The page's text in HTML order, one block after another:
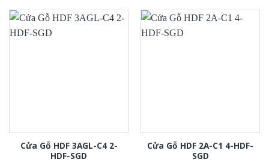
Cửa Gỗ HDF 3AGL-C4 2-
HDF-SGD
Cửa Gỗ HDF 2A-C1 4-HDF-
SGD